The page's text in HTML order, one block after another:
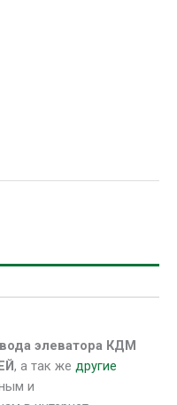
элеватора КДМ
, а так же другие
и